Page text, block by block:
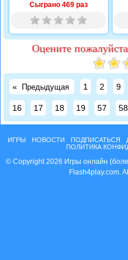
Сыграно 469 раз
Оцените
« Предыдущая 1 2 9
16 17 18 19 57 58
ИГРЫ НОВОСТИ ПОДПИСАТЬСЯ
ПОЛИТИКА
© Copyright 2026 Игры онлайн
Flash4play.com.